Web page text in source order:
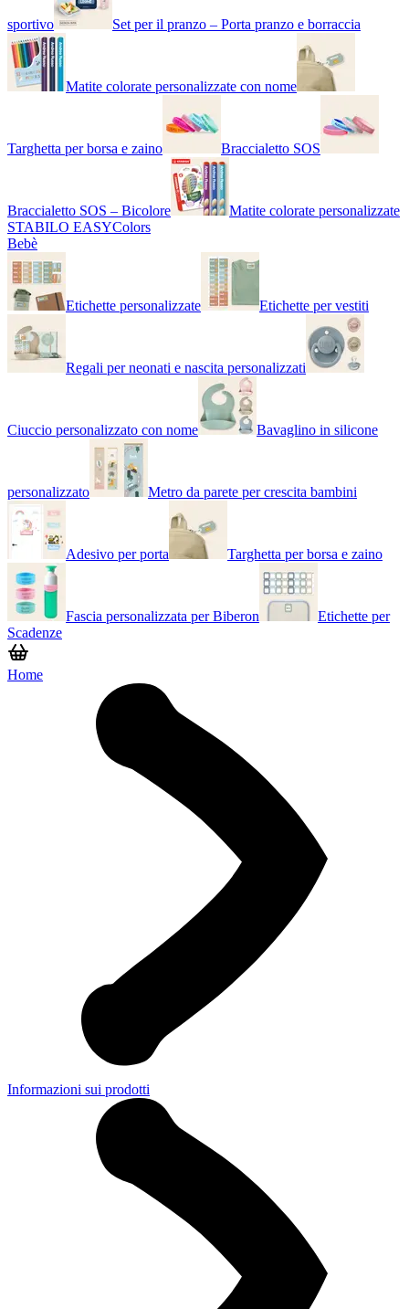
sportivo Set per il pranzo – Porta pranzo e borraccia
Matite colorate personalizzate con nome
Targhetta per borsa e zaino Braccialetto SOS
Braccialetto SOS – Bicolore
Matite colorate personalizzate
STABILO EASYColors
Bebè
Etichette personalizzate Etichette per vestiti
Regali per neonati e nascita personalizzati
Ciuccio personalizzato con nome Bavaglino in silicone
personalizzato Metro da parete per crescita bambini
Adesivo per porta Targhetta per borsa e zaino
Fascia personalizzata per Biberon
Etichette per
Scadenze
Home
Informazioni sui prodotti